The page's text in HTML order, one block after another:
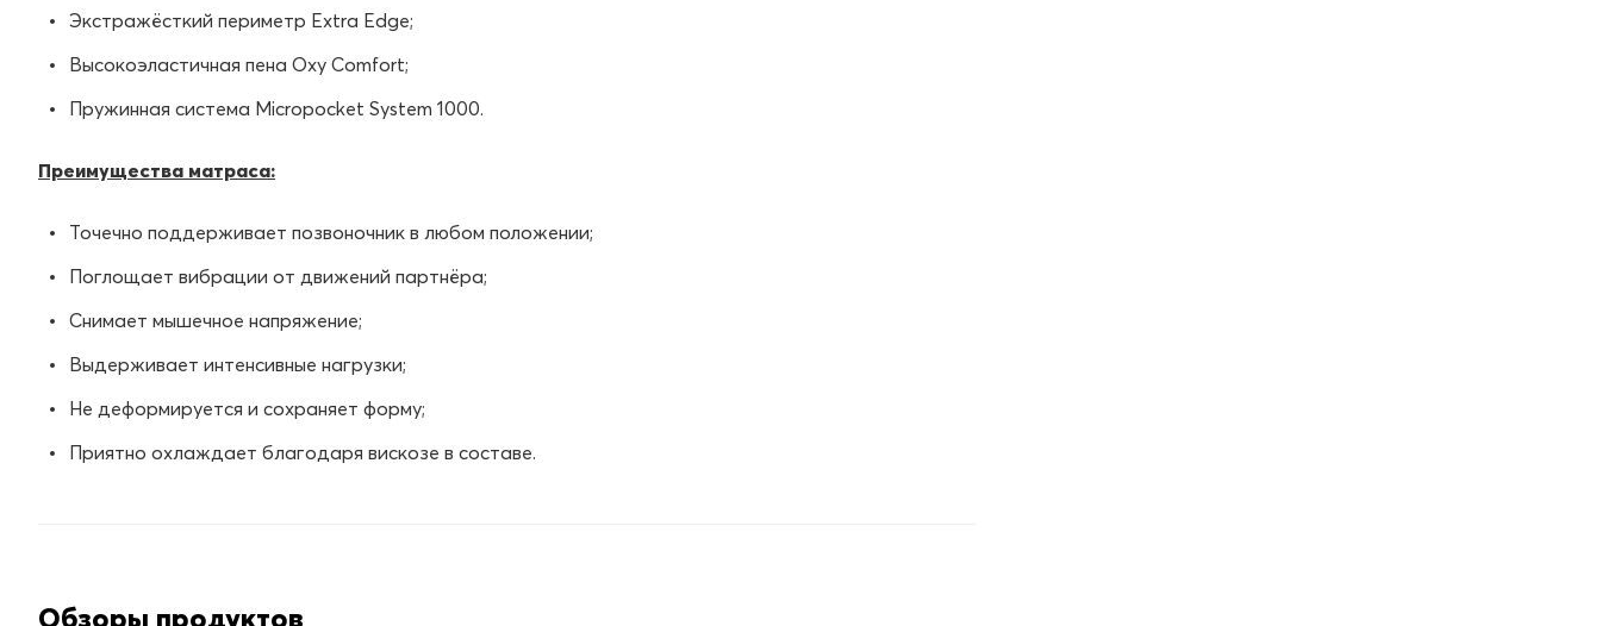
Экстражёсткий периметр Extra Edge;
Высокоэластичная пена Oxy Comfort;
Пружинная система Micropocket System 1000.
Преимущества матраса:
Точечно поддерживает позвоночник в любом положении;
Поглощает вибрации от движений партнёра;
Снимает мышечное напряжение;
Выдерживает интенсивные нагрузки;
Не деформируется и сохраняет форму;
Приятно охлаждает благодаря вискозе в составе.
Обзоры продуктов